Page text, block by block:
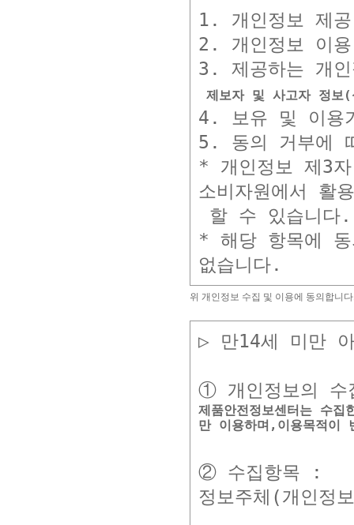
1. 개인정보 제
2. 개인정보 이
제보자 및 사고자 정보
4. 보유 및 이
5. 동의 거부에
* 개인정보 제3
소비자원에서 활용
* 해당 항목에 동
위 개인정보 수집 및 이용에 동의합니
▷ 만14세 미만
제품안전정보센터는 수
만 이용하며,이용목적이
② 수집항목 :